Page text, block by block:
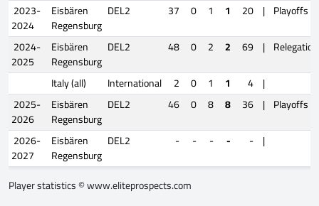
2023-
2024
Eisbären
Regensburg
DEL2 37 0 1 1 20 | Playoffs
2024-
2025
Eisbären
Regensburg
DEL2 48 0 2 2 69 | Relegation
Italy (all)
International 2 0 1 1 4 |
2025-
2026
Eisbären
Regensburg
DEL2 46 0 8 8 36 | Playoffs
2026-
2027
Eisbären
Regensburg
DEL2 - - - - - |
Player statistics ©www.eliteprospects.com